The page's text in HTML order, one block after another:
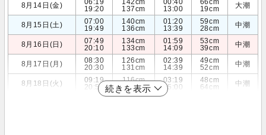
8月14日(金)
19:20
137cm
13:00
19cm
大潮
8月15日(土)
07:00
19:49
140cm
136cm
01:20
13:39
59cm
28cm
中潮
8月16日(日)
07:49
20:10
134cm
133cm
01:59
14:09
53cm
39cm
中潮
8月17日(月)
08:30
20:30
126cm
131cm
02:39
14:39
49cm
52cm
中潮
8月18日(火)
09:19
20:59
116cm
127cm
03:19
15:00
48cm
64cm
中潮
続きを表示